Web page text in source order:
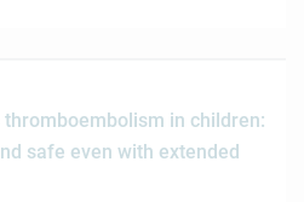
thromboembolism in children:
safe even with extended